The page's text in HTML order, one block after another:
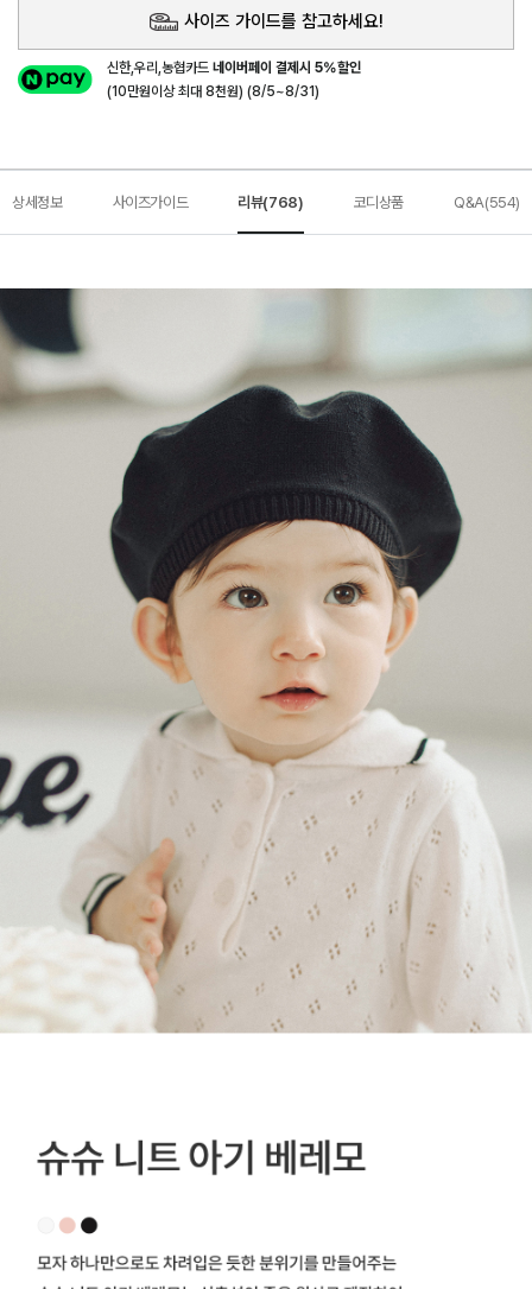
사이즈 가이드를 참고하세요!
신한,우리,농협카드네이버페이 결제시 5%할인
(10만원이상 최대 8천원) (8/5~8/31)
상세정보 사이즈가이드 리뷰(768) 코디상품 Q&A(554)